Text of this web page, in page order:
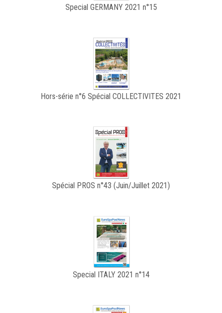
Special GERMANY 2021 n°15
Hors-série n°6 Spécial COLLECTIVITES 2021
Spécial PROS n°43 (Juin/Juillet 2021)
Special ITALY 2021 n°14